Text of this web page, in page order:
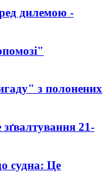
дилемою -
з полонених
21-
судна: Це